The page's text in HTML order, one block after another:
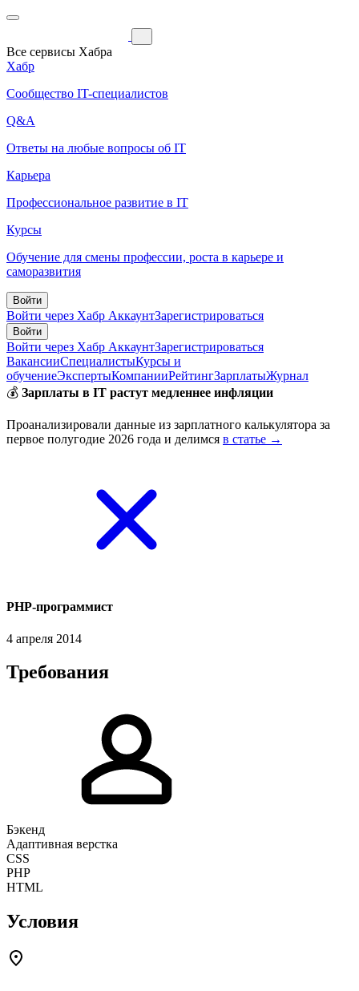
Все сервисы Хабра
Хабр
Сообщество IT-специалистов
Q&A
Ответы на любые вопросы об IT
Карьера
Профессиональное развитие в IT
Курсы
Обучение для смены профессии, роста в карьере и
саморазвития
Войти
Войти через Хабр АккаунтЗарегистрироваться
Войти
Войти через Хабр АккаунтЗарегистрироваться
ВакансииСпециалистыКурсы и
обучениеЭкспертыКомпанииРейтингЗарплатыЖурнал
💰 Зарплаты в IT растут медленнее инфляции
Проанализировали данные из зарплатного калькулятора за
первое полугодие 2026 года и делимся в статье →
PHP-программист
4 апреля 2014
Требования
Бэкенд
Адаптивная верстка
CSS
PHP
HTML
Условия